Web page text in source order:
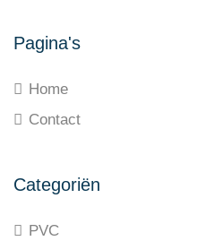
Pagina's
Home
Contact
Categoriën
PVC